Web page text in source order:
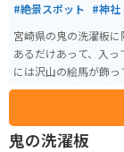
#絶景スポット #神社
宮崎県の鬼の洗濯板
あるだけあって、入
には沢山の絵馬が飾
あります。 彦火火出見命、豊玉姫命、塩筒大神の三神を祀っています。嵯峨
天皇の時代からの記
す。特に室町時代か
が訪れる霊場となっています。 縁結び、安産、航海、交
鬼の洗濯板